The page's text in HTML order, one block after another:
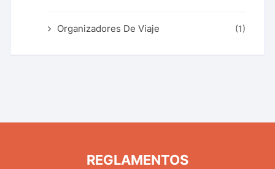
Organizadores De Viaje (1)
REGLAMENTOS